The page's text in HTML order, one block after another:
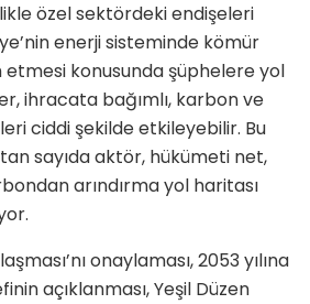
özel sektördeki endişeleri
enerji sisteminde kömür
etmesi konusunda şüphelere yol
ihracata bağımlı, karbon ve
ciddi şekilde etkileyebilir. Bu
sayıda aktör, hükümeti net,
arındırma yol haritası
onaylaması, 2053 yılına
açıklanması, Yeşil Düzen